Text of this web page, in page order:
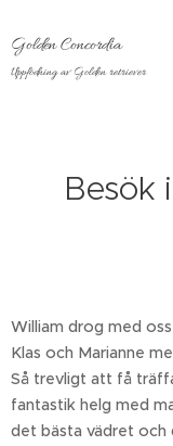
Golden Concordia
Uppfödning av Golden retriever
Besök
William drog med
Klas och Marianne
Så trevligt att få
fantastik helg med
det bästa vädret och